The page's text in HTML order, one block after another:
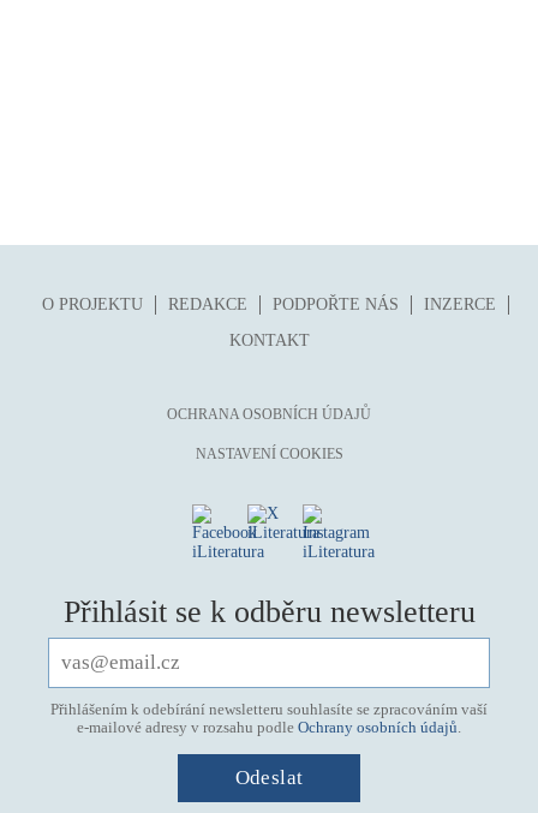
O PROJEKTU REDAKCE PODPOŘTE NÁS
INZERCE
KONTAKT
OCHRANA OSOBNÍCH ÚDAJŮ
NASTAVENÍ COOKIES
Přihlásit se k odběru newsletteru
Přihlášením k odebírání newsletteru souhlasíte se zpracováním vaší
e-mailové adresy v rozsahu podle Ochrany osobních údajů.